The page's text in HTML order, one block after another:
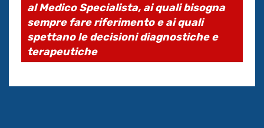
al Medico Specialista, ai quali bisogna
sempre fare riferimento e ai quali
spettano le decisioni diagnostiche e
terapeutiche